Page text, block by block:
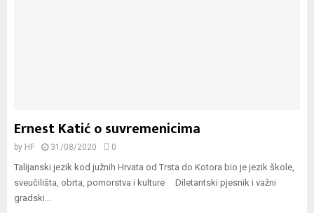
Ernest Katić o suvremenicima
by HF 31/08/2020 0
Talijanski jezik kod južnih Hrvata od Trsta do Kotora bio je jezik škole,
sveučilišta, obrta, pomorstva i kulture Diletantski pjesnik i važni
gradski...